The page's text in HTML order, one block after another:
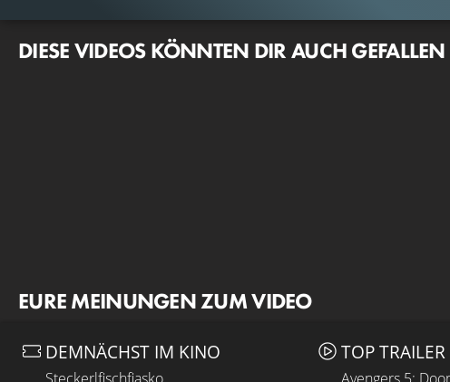
DIESE VIDEOS KÖNNTEN DIR AUCH GEFALLEN
EURE MEINUNGEN ZUM VIDEO
DEMNÄCHST IM KINO TOP TRAILER